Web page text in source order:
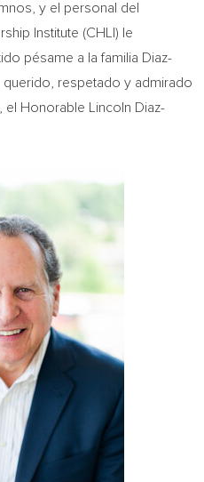
y el personal del
Institute (CHLI) le
pésame a la familia Diaz-
querido, respetado y admirado
Honorable Lincoln Diaz-